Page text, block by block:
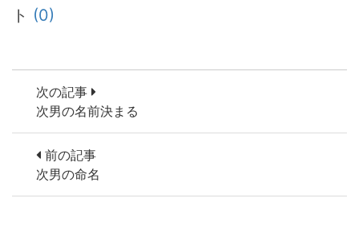
ト (0)
次の記事
次男の名前決まる
前の記事
次男の命名